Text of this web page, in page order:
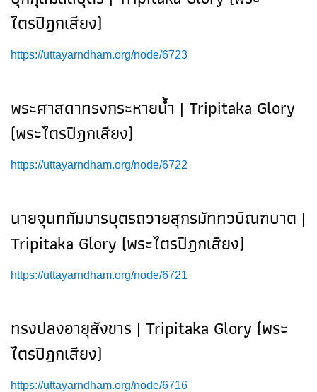
ไตรปิฎกเสียง)
https://uttayarndham.org/node/6723
พระศาสดาทรงกระหายน้ำ | Tripitaka Glory
(พระไตรปิฎกเสียง)
https://uttayarndham.org/node/6722
นายจุนทกัมมารบุตรถวายสุกรมัททวบิณฑบาต |
Tripitaka Glory (พระไตรปิฎกเสียง)
https://uttayarndham.org/node/6721
ทรงปลงอายุสังขาร | Tripitaka Glory (พระ
ไตรปิฎกเสียง)
https://uttayarndham.org/node/6716